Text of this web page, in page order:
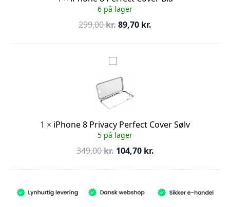
6 på lager
299,00kr.Den
pris
89,70 kr.
pris
iPhone
8
Privacy
Perfect
Cover
Sølv
1 × iPhone 8 Privacy Perfect Cover Sølv
5 på lager
349,00kr. Den
pris
349,00 kr..
104,70 kr.Den
pris
104,70 kr..